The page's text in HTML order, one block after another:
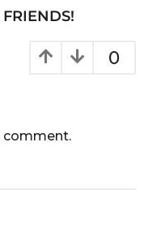
0